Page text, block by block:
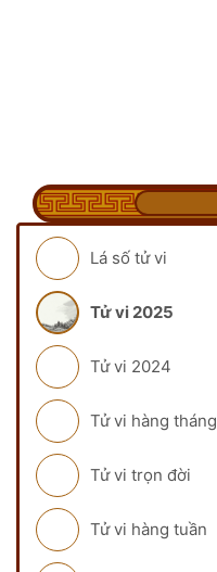
Lá số tử vi
Tử vi 2025
Tử vi 2024
Tử vi hàng tháng
Tử vi trọn đời
Tử vi hàng tuần